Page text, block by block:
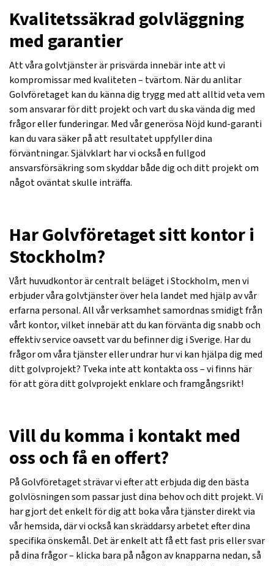
Kvalitetssäkrad golvläggning
med garantier
Att våra golvtjänster är prisvärda innebär inte att vi
kompromissar med kvaliteten – tvärtom. När du anlitar
Golvföretaget kan du känna dig trygg med att alltid veta vem
som ansvarar för ditt projekt och vart du ska vända dig med
frågor eller funderingar. Med vår generösa Nöjd kund-garanti
kan du vara säker på att resultatet uppfyller dina
förväntningar. Självklart har vi också en fullgod
ansvarsförsäkring som skyddar både dig och ditt projekt om
något oväntat skulle inträffa.
Har Golvföretaget sitt kontor i
Stockholm?
Vårt huvudkontor är centralt beläget i Stockholm, men vi
erbjuder våra golvtjänster över hela landet med hjälp av vår
erfarna personal. All vår verksamhet samordnas smidigt från
vårt kontor, vilket innebär att du kan förvänta dig snabb och
effektiv service oavsett var du befinner dig i Sverige. Har du
frågor om våra tjänster eller undrar hur vi kan hjälpa dig med
ditt golvprojekt? Tveka inte att kontakta oss – vi finns här
för att göra ditt golvprojekt enklare och framgångsrikt!
Vill du komma i kontakt med
oss och få en offert?
På Golvföretaget strävar vi efter att erbjuda dig den bästa
golvlösningen som passar just dina behov och ditt projekt. Vi
har gjort det enkelt för dig att boka våra tjänster direkt via
vår hemsida, där vi också kan skräddarsy arbetet efter dina
specifika önskemål. Det är enkelt att få ett fast pris eller svar
på dina frågor – klicka bara på någon av knapparna nedan, så